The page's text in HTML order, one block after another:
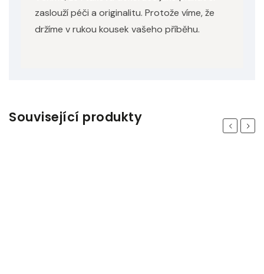
zaslouží péči a originalitu. Protože víme, že
držíme v rukou kousek vašeho příběhu.
Související produkty Previous
Next